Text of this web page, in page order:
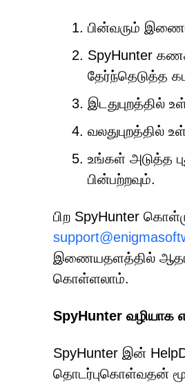
பின்வரும்
SpyHunter
தேர்ந்தெடுத்த
இடதுபுறத்தில்
வலதுபுறத்தில்
உங்கள் அடுத்த
பின்பற்றவும்.
பிற SpyHunter
இணையதளத்தில்
கொள்ளலாம்.
SpyHunter
SpyHunter இன்
தொடர்புகொள்வதன்